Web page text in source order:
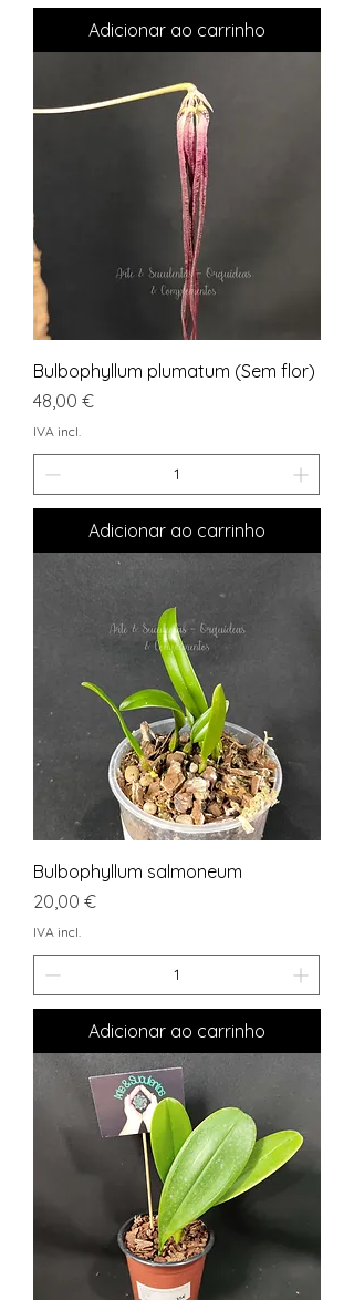
Adicionar ao carrinho
Bulbophyllum plumatum (Sem flor)
Preço
48,00 €
IVA incl.
Adicionar ao carrinho
Bulbophyllum salmoneum
Preço
20,00 €
IVA incl.
Adicionar ao carrinho